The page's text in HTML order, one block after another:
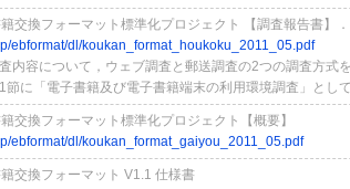
籍交換フォーマット標準化プロジェクト 【調査報告書】．
ebformat/dl/koukan_format_houkoku_2011_05.pdf
査内容について，ウェブ調査と郵送調査の2つの調査方式
節に「電子書籍及び電子書籍端末の利用環境調査」として
籍交換フォーマット標準化プロジェクト【概要】
ebformat/dl/koukan_format_gaiyou_2011_05.pdf
籍交換フォーマット V1.1 仕様書